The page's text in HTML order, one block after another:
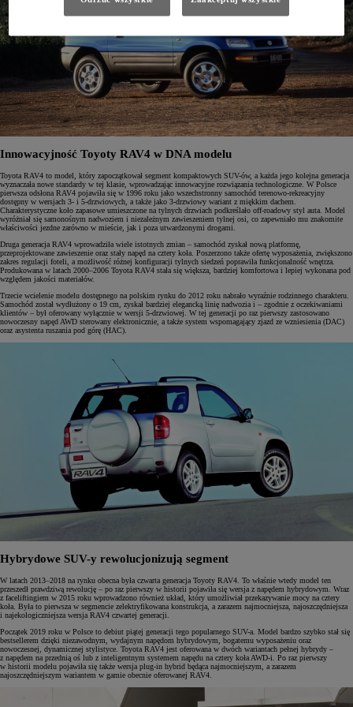
Innowacyjność Toyoty RAV4 w DNA modelu
Toyota RAV4 to model, który zapoczątkował segment kompaktowych SUV-ów, a każda jego kolejna generacja
wyznaczała nowe standardy w tej klasie, wprowadzając innowacyjne rozwiązania technologiczne. W Polsce
pierwsza odsłona RAV4 pojawiła się w 1996 roku jako wszechstronny samochód terenowo-rekreacyjny
dostępny w wersjach 3- i 5-drzwiowych, a także jako 3-drzwiowy wariant z miękkim dachem.
Charakterystyczne koło zapasowe umieszczone na tylnych drzwiach podkreślało off-roadowy styl auta. Model
wyróżniał się samonośnym nadwoziem i niezależnym zawieszeniem tylnej osi, co zapewniało mu znakomite
właściwości jezdne zarówno w mieście, jak i poza utwardzonymi drogami.
Druga generacja RAV4 wprowadziła wiele istotnych zmian – samochód zyskał nową platformę,
przeprojektowane zawieszenie oraz stały napęd na cztery koła. Poszerzono także ofertę wyposażenia, zwiększono
zakres regulacji foteli, a możliwość różnej konfiguracji tylnych siedzeń poprawiła funkcjonalność wnętrza.
Produkowana w latach 2000–2006 Toyota RAV4 stała się większa, bardziej komfortowa i lepiej wykonana pod
względem jakości materiałów.
Trzecie wcielenie modelu dostępnego na polskim rynku do 2012 roku nabrało wyraźnie rodzinnego charakteru.
Samochód został wydłużony o 19 cm, zyskał bardziej elegancką linię nadwozia i – zgodnie z oczekiwaniami
klientów – był oferowany wyłącznie w wersji 5-drzwiowej. W tej generacji po raz pierwszy zastosowano
nowoczesny napęd AWD sterowany elektronicznie, a także system wspomagający zjazd ze wzniesienia (DAC)
oraz asystenta ruszania pod górę (HAC).
Hybrydowe SUV-y rewolucjonizują segment
W latach 2013–2018 na rynku obecna była czwarta generacja Toyoty RAV4. To właśnie wtedy model ten
przeszedł prawdziwą rewolucję – po raz pierwszy w historii pojawiła się wersja z napędem hybrydowym. Wraz
z faceliftingiem w 2015 roku wprowadzono również układ, który umożliwiał przekazywanie mocy na cztery
koła. Była to pierwsza w segmencie zelektryfikowana konstrukcja, a zarazem najmocniejsza, najoszczędniejsza
i najekologiczniejsza wersja RAV4 czwartej generacji.
Początek 2019 roku w Polsce to debiut piątej generacji tego popularnego SUV-a. Model bardzo szybko stał się
bestsellerem dzięki niezawodnym, wydajnym napędom hybrydowym, bogatemu wyposażeniu oraz
nowoczesnej, dynamicznej stylistyce. Toyota RAV4 jest oferowana w dwóch wariantach pełnej hybrydy –
z napędem na przednią oś lub z inteligentnym systemem napędu na cztery koła AWD-i. Po raz pierwszy
w historii modelu pojawiła się także wersja plug-in hybrid będąca najmocniejszym, a zarazem
najoszczędniejszym wariantem w gamie obecnie oferowanej RAV4.